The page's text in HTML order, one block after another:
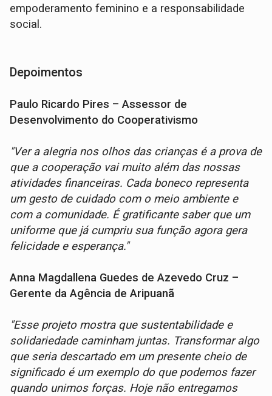
empoderamento feminino e a responsabilidade
social.
Depoimentos
Paulo Ricardo Pires – Assessor de
Desenvolvimento do Cooperativismo
"Ver a alegria nos olhos das crianças é a prova de
que a cooperação vai muito além das nossas
atividades financeiras. Cada boneco representa
um gesto de cuidado com o meio ambiente e
com a comunidade. É gratificante saber que um
uniforme que já cumpriu sua função agora gera
felicidade e esperança."
Anna Magdallena Guedes de Azevedo Cruz –
Gerente da Agência de Aripuanã
"Esse projeto mostra que sustentabilidade e
solidariedade caminham juntas. Transformar algo
que seria descartado em um presente cheio de
significado é um exemplo do que podemos fazer
quando unimos forças. Hoje não entregamos